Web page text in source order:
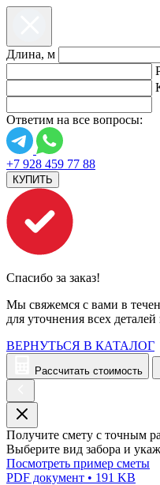
Длина, м
Ответим на все вопросы:
+7 928 459 77 88
КУПИТЬ
Спасибо за заказ!
Мы свяжемся с вами в
для уточнения всех деталей
ВЕРНУТЬСЯ В КАТАЛОГ
Рассчитать стоимость
Получите смету с точным
Выберите вид забора и
Посмотреть пример сметы
PDF документ • 191 KB